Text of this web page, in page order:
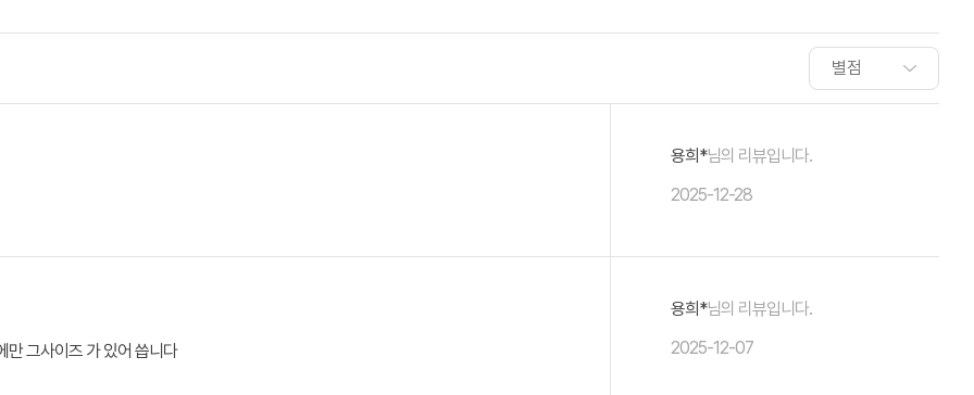
용희*님의 리뷰입니다.
2025-12-28
만 그사이즈 가 있어 씁니다
용희*님의 리뷰입니다.
2025-12-07